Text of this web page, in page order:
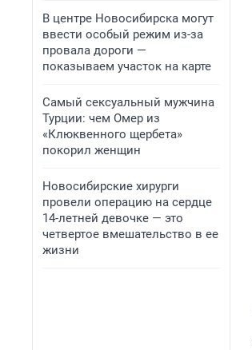
В центре Новосибирска могут
ввести особый режим из-за
провала дороги —
показываем участок на карте
Самый сексуальный мужчина
Турции: чем Омер из
«Клюквенного щербета»
покорил женщин
Новосибирские хирурги
провели операцию на сердце
14-летней девочке — это
четвертое вмешательство в ее
жизни